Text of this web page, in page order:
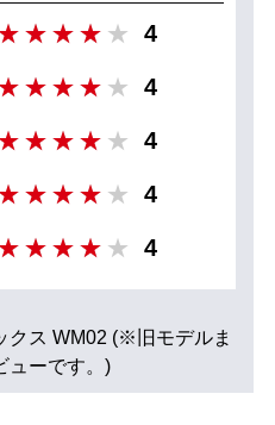
4
4
4
4
4
クス WM02 (※旧モデルま
ューです。)